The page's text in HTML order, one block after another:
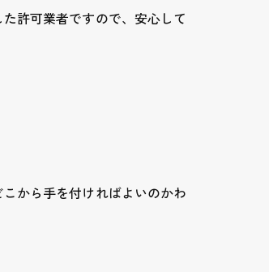
許可業者ですので、安心して
から手を付ければよいのかわ